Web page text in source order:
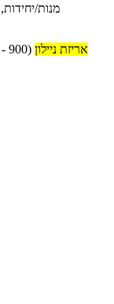
24 מנות/יחידות, 77 גרם למנה\יחידה
- אריזת ניילון (900